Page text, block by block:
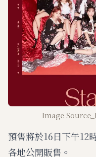
Image
預售將於16日下午
各地公開販售。